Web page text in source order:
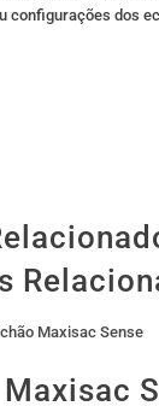
configurações dos